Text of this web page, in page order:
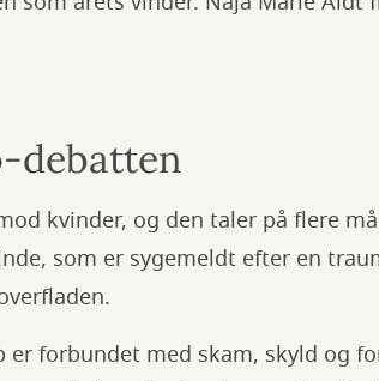
debatten
kvinder, og den taler på flere
som er sygemeldt efter en
er forbundet med skam, skyld og